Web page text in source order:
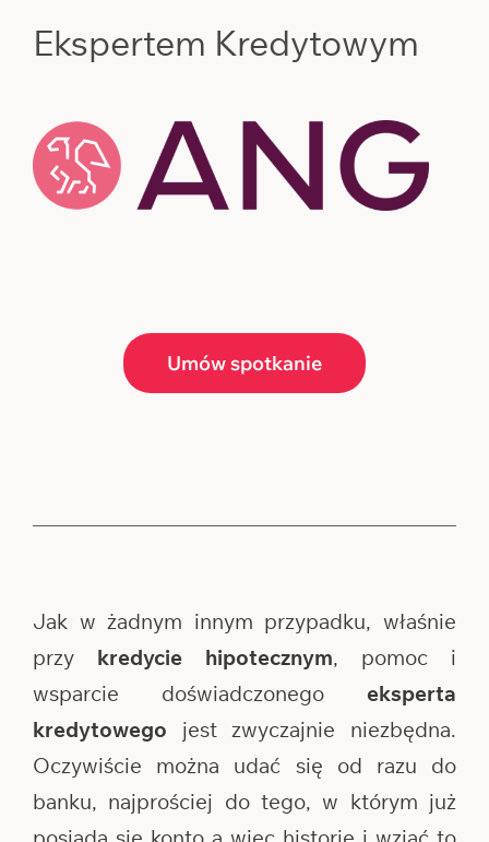
Ekspertem Kredytowym
Umów spotkanie
Jak w żadnym innym przypadku, właśnie
przy kredycie hipotecznym, pomoc i
wsparcie doświadczonego eksperta
kredytowego jest zwyczajnie niezbędna.
Oczywiście można udać się od razu do
banku, najprościej do tego, w którym już